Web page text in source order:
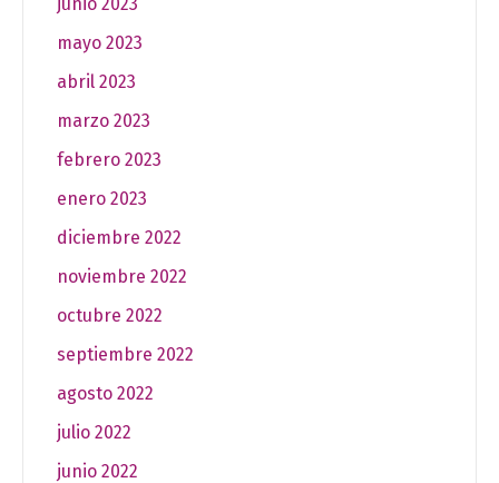
mayo 2023
abril 2023
marzo 2023
febrero 2023
enero 2023
diciembre 2022
noviembre 2022
octubre 2022
septiembre 2022
agosto 2022
julio 2022
junio 2022